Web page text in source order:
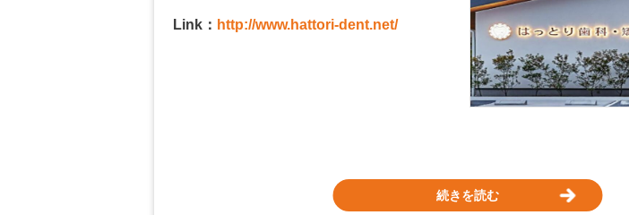
Link： http://www.hattori-dent.net/
続きを読む